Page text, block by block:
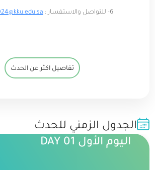
6- للتواصل والاستفسار :
تفاصيل اكثر عن الحدث
الجدول الزمني للحدث
اليوم الأول DAY 01